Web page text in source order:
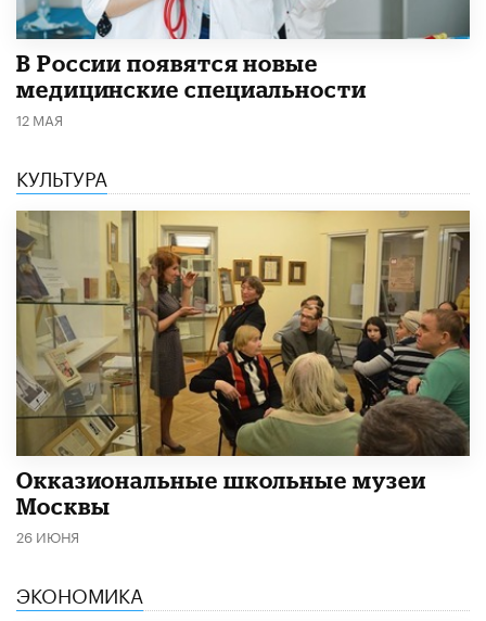
В России появятся новые
медицинские специальности
12 МАЯ
КУЛЬТУРА
​Окказиональные школьные музеи
Москвы
26 ИЮНЯ
ЭКОНОМИКА